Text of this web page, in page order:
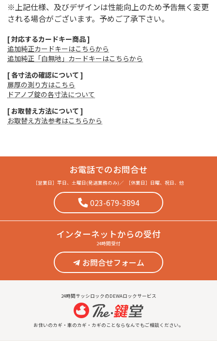
※上記仕様、及びデザインは性能向上のため予告無く変更
される場合がございます。予めご了承下さい。
[ 対応するカードキー商品 ]
追加純正カードキーはこちらから
追加純正「白無地」カードキーはこちらから
[ 各寸法の確認について ]
扉厚の測り方はこちら
ドアノブ錠の各寸法について
[ お取替え方法について ]
お取替え方法参考はこちらから
お電話でのお問合せ
［営業日］ 平日、土曜日(発送業務のみ) ／ ［休業日］ 日曜、祝日、他
023-679-3894
インターネットからの受付
24時間受付
お問合せフォーム
24時間サッシロックのDEWAロックサービス
お住いのカギ・車のカギ・カギのことならなんでもご相談ください。